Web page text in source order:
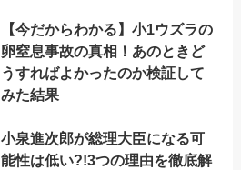
【今だからわかる】小1ウズラの
卵窒息事故の真相！あのときど
うすればよかったのか検証して
みた結果
小泉進次郎が総理大臣になる可
能性は低い?!3つの理由を徹底解